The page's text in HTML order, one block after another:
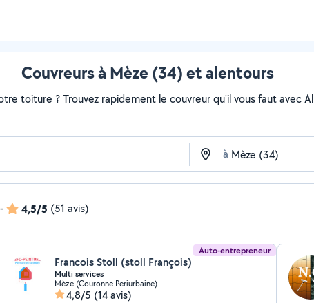
Couvreurs à Mèze (34) et alentours
toiture ? Trouvez rapidement le couvreur qu'il vous faut avec
à
- 4,5/5 (51 avis)
Auto-entrepreneur
Francois Stoll (stoll François)
Multi services
Mèze (Couronne Periurbaine)
4,8/5 (14 avis)